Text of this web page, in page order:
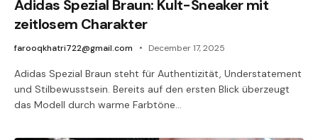
Adidas Spezial Braun: Kult-Sneaker mit
zeitlosem Charakter
farooqkhatri722@gmail.com December 17, 2025
Adidas Spezial Braun steht für Authentizität, Understatement
und Stilbewusstsein. Bereits auf den ersten Blick überzeugt
das Modell durch warme Farbtöne…